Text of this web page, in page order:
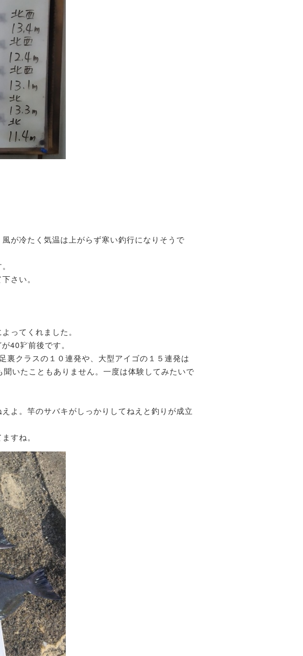
が冷たく気温は上がらず寒い釣行になりそうで
さい。
ってくれました。
40㌢前後です。
裏クラスの１０連発や、大型アイゴの１５連発は
いたこともありません。一度は体験してみたいで
よ。竿のサバキがしっかりしてねえと釣りが成立
すね。